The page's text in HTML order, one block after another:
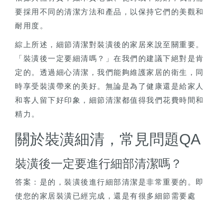
要採用不同的清潔方法和產品，以保持它們的美觀和
耐用度。
綜上所述，細節清潔對裝潢後的家居來說至關重要。
「裝潢後一定要細清嗎？」在我們的建議下絕對是肯
定的。透過細心清潔，我們能夠維護家居的衛生，同
時享受裝潢帶來的美好。無論是為了健康還是給家人
和客人留下好印象，細節清潔都值得我們花費時間和
精力。
關於裝潢細清，常見問題QA
裝潢後一定要進行細部清潔嗎？
答案：是的，裝潢後進行細部清潔是非常重要的。即
使您的家居裝潢已經完成，還是有很多細節需要處